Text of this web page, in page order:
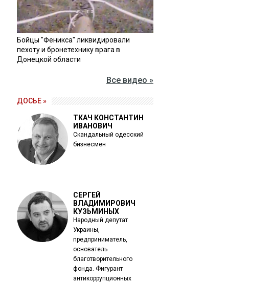
Бойцы "Феникса" ликвидировали
пехоту и бронетехнику врага в
Донецкой области
Все видео »
ДОСЬЕ »
ТКАЧ КОНСТАНТИН
ИВАНОВИЧ
Скандальный одесский
бизнесмен
СЕРГЕЙ
ВЛАДИМИРОВИЧ
КУЗЬМИНЫХ
Народный депутат
Украины,
предприниматель,
основатель
благотворительного
фонда. Фигурант
антикоррупционных